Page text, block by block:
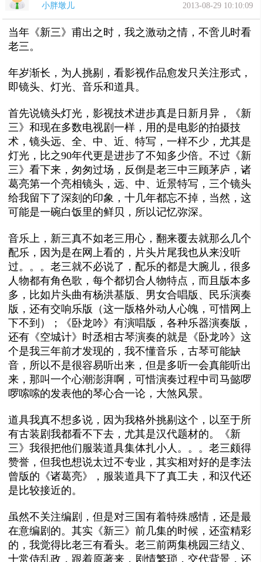
小胖墩儿
2013-08-29 10:10:09
当年《新三》甫出之时，我之激动之情，不啻儿时看
老三。
年岁渐长，为人挑剔，看影视作品愈发只关注形式，
即镜头、灯光、音乐和道具。
首先说镜头灯光，影视技术进步真是日新月异，《新
三》和现在多数电视剧一样，用的是电影的拍摄技
术，镜头远、全、中、近、特写，一样不少，尤其是
灯光，比之90年代更是进步了不知多少倍。不过《新
三》看下来，匆匆过场，反倒是老三中三顾茅庐，诸
葛亮第一个亮相镜头，远、中、近景特写，三个镜头
给我留下了深刻的印象，十几年都忘不掉，当然，这
可能是一碗白饭里的鲜贝，所以记忆弥深。
音乐上，新三真不如老三用心，翻来覆去就那么几个
配乐，因为是在网上看的，片头片尾我也从来没听
过。。。老三就不必说了，配乐的都是大腕儿，很多
人物都有角色歌，每个都切合人物特点，而且版本多
多，比如片头曲有杨洪基版、男女合唱版、民乐演奏
版，还有交响乐版（这一版格外动人心魄，可惜网上
下不到）；《卧龙吟》有演唱版，各种乐器演奏版，
还有《空城计》时丞相古琴演奏的就是《卧龙吟》这
个是我三年前才发现的，我不懂音乐，古琴可能缺
音，所以不是很容易听出来，但是多听一会真能听出
来，那叫一个心潮澎湃啊，可惜演奏过程中司马懿啰
啰嗦嗦的发表他的琴心合一论，大煞风景。
道具我真不想多说，因为我格外挑剔这个，以至于所
有古装剧我都看不下去，尤其是汉代题材的。《新
三》我很把他们服装道具集体扎小人。。。老三颇得
赞誉，但我也想说太过不专业，其实相对好的是李法
曾版的《诸葛亮》，服装道具下了真工夫，和汉代还
是比较接近的。
虽然不关注编剧，但是对三国有着特殊感情，还是最
在意编剧的。其实《新三》前几集的时候，还蛮精彩
的，我觉得比老三有看头。老三前两集桃园三结义、
十常侍乱政，跟着原著来，剧情繁琐，交代背景，还